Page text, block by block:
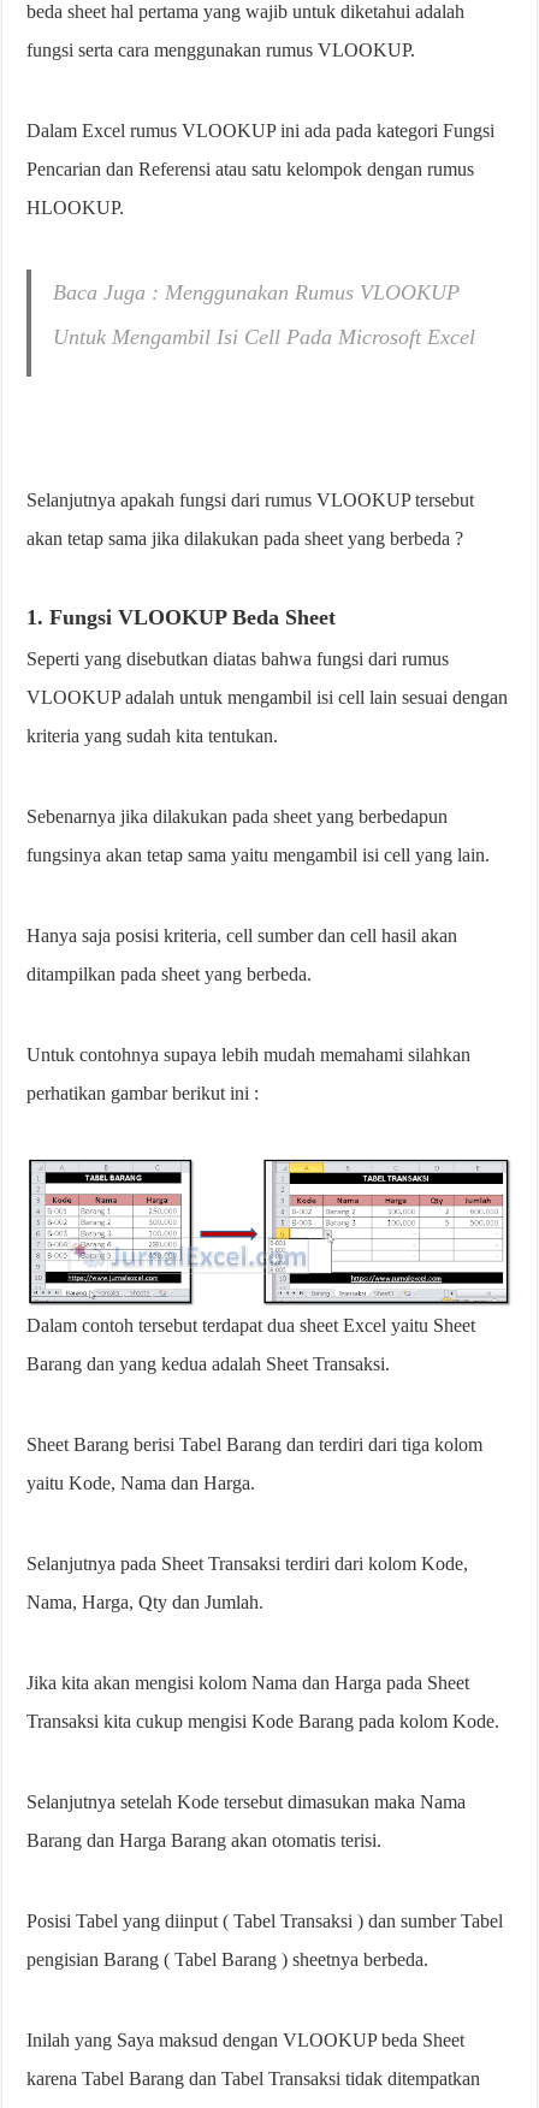
beda sheet hal pertama yang wajib untuk diketahui adalah
fungsi serta cara menggunakan rumus VLOOKUP.
Dalam Excel rumus VLOOKUP ini ada pada kategori Fungsi
Pencarian dan Referensi atau satu kelompok dengan rumus
HLOOKUP.
Baca Juga : Menggunakan Rumus VLOOKUP
Untuk Mengambil Isi Cell Pada Microsoft Excel
Selanjutnya apakah fungsi dari rumus VLOOKUP tersebut
akan tetap sama jika dilakukan pada sheet yang berbeda ?
1. Fungsi VLOOKUP Beda Sheet
Seperti yang disebutkan diatas bahwa fungsi dari rumus
VLOOKUP adalah untuk mengambil isi cell lain sesuai dengan
kriteria yang sudah kita tentukan.
Sebenarnya jika dilakukan pada sheet yang berbedapun
fungsinya akan tetap sama yaitu mengambil isi cell yang lain.
Hanya saja posisi kriteria, cell sumber dan cell hasil akan
ditampilkan pada sheet yang berbeda.
Untuk contohnya supaya lebih mudah memahami silahkan
perhatikan gambar berikut ini :
Dalam contoh tersebut terdapat dua sheet Excel yaitu Sheet
Barang dan yang kedua adalah Sheet Transaksi.
Sheet Barang berisi Tabel Barang dan terdiri dari tiga kolom
yaitu Kode, Nama dan Harga.
Selanjutnya pada Sheet Transaksi terdiri dari kolom Kode,
Nama, Harga, Qty dan Jumlah.
Jika kita akan mengisi kolom Nama dan Harga pada Sheet
Transaksi kita cukup mengisi Kode Barang pada kolom Kode.
Selanjutnya setelah Kode tersebut dimasukan maka Nama
Barang dan Harga Barang akan otomatis terisi.
Posisi Tabel yang diinput ( Tabel Transaksi ) dan sumber Tabel
pengisian Barang ( Tabel Barang ) sheetnya berbeda.
Inilah yang Saya maksud dengan VLOOKUP beda Sheet
karena Tabel Barang dan Tabel Transaksi tidak ditempatkan